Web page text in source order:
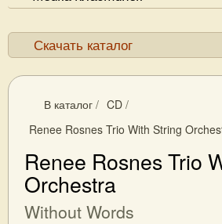
Скачать каталог
В каталог / CD /
Renee Rosnes Trio With String
Renee Rosnes Trio
Orchestra
Without Words